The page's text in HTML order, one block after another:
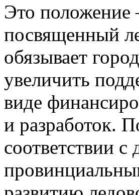
Это положение
посвященный
обязывает
увеличить
виде
и разработок.
соответствии